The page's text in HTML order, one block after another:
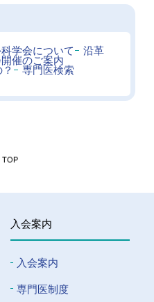
学会について
沿革
催のご案内
専門医検索
TOP
入会案内
入会案内
専門医制度